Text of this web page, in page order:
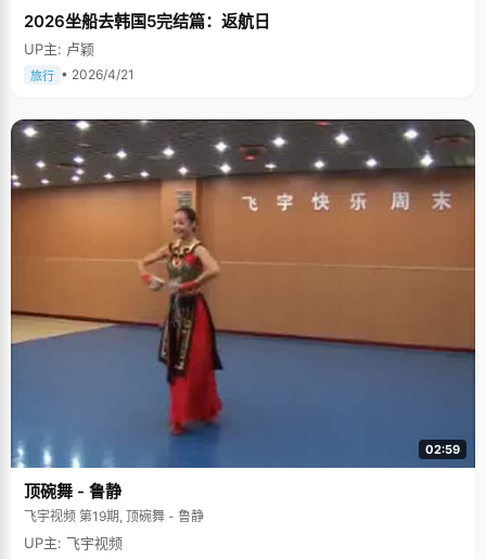
2026坐船去韩国5完结篇：返航日
UP主: 卢颖
旅行 • 2026/4/21
02:59
顶碗舞 - 鲁静
飞宇视频 第19期, 顶碗舞 - 鲁静
UP主: 飞宇视频